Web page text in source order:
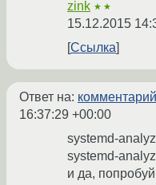
zink ★★
15.12.2015
Ссылка
Ответ на: комментарий
16:37:29 +00:00
systemd-
systemd-
и да,